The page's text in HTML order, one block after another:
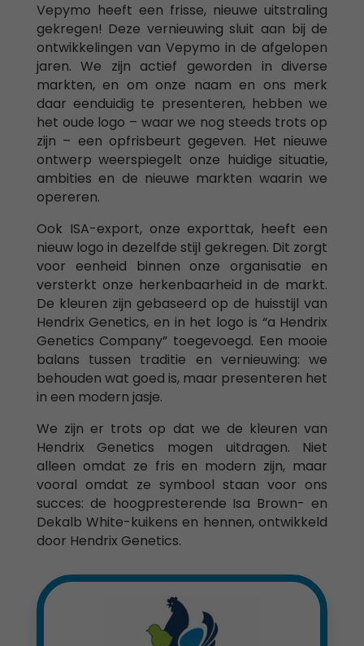
Vepymo heeft een frisse, nieuwe uitstraling
gekregen! Deze vernieuwing sluit aan bij de
ontwikkelingen van Vepymo in de afgelopen
jaren. We zijn actief geworden in diverse
markten, en om onze naam en ons merk
daar eenduidig te presenteren, hebben we
het oude logo – waar we nog steeds trots op
zijn – een opfrisbeurt gegeven. Het nieuwe
ontwerp weerspiegelt onze huidige situatie,
ambities en de nieuwe markten waarin we
opereren.
Ook ISA-export, onze exporttak, heeft een
nieuw logo in dezelfde stijl gekregen. Dit zorgt
voor eenheid binnen onze organisatie en
versterkt onze herkenbaarheid in de markt.
De kleuren zijn gebaseerd op de huisstijl van
Hendrix Genetics, en in het logo is “a Hendrix
Genetics Company” toegevoegd. Een mooie
balans tussen traditie en vernieuwing: we
behouden wat goed is, maar presenteren het
in een modern jasje.
We zijn er trots op dat we de kleuren van
Hendrix Genetics mogen uitdragen. Niet
alleen omdat ze fris en modern zijn, maar
vooral omdat ze symbool staan voor ons
succes: de hoogpresterende Isa Brown- en
Dekalb White-kuikens en hennen, ontwikkeld
door Hendrix Genetics.